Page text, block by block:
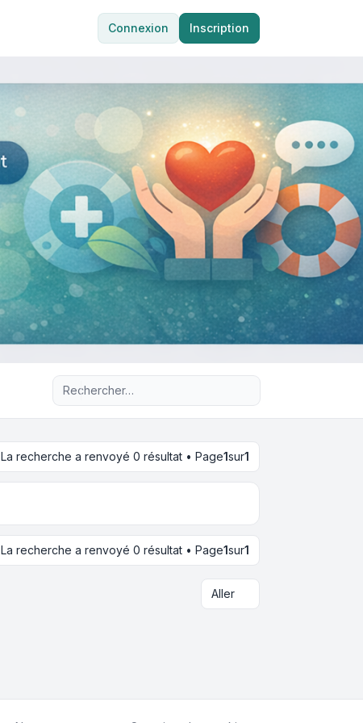
Connexion Inscription
Recherche avancée
La recherche a renvoyé 0 résultat • Page1sur1
La recherche a renvoyé 0 résultat • Page1sur1
Aller